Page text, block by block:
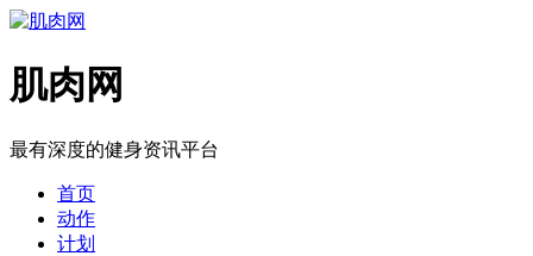
肌肉网
最有深度的健身资讯平台
首页
动作
计划